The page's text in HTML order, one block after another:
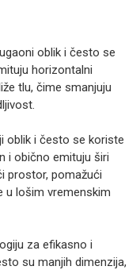
oblik i često se
horizontalni
tlu, čime smanjuju
oblik i često se koriste
i obično emituju širi
prostor, pomažući
u lošim vremenskim
za efikasno i
su manjih dimenzija,